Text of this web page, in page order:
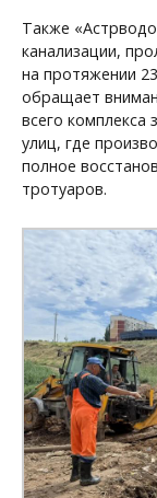
Также
канализации,
на протяжении
обращает
всего комплекса
улиц, где
полное
тротуаров.